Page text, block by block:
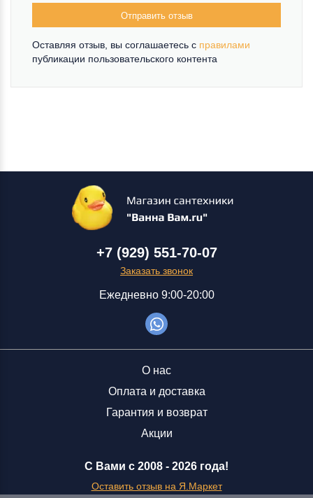
Отправить отзыв
Оставляя отзыв, вы соглашаетесь c правилами
публикации пользовательского контента
+7 (929) 551-70-07
Заказать звонок
Ежедневно 9:00-20:00
С Вами с 2008 - 2026 года!
Оставить отзыв на Я.Маркет
О нас
Оплата и доставка
Гарантия и возврат
Акции